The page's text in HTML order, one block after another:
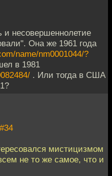
и несовершеннолетие
Она же 1961 года
name/nm0001044/?
в 1981
. Или тогда в США
#34
мистицизмом
не то же самое, что и